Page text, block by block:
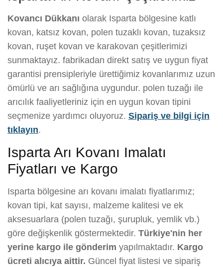
Kovancı Dükkanı olarak Isparta bölgesine katlı
kovan, katsız kovan, polen tuzaklı kovan, tuzaksız
kovan, ruşet kovan ve karakovan çeşitlerimizi
sunmaktayız. fabrikadan direkt satış ve uygun fiyat
garantisi prensipleriyle ürettiğimiz kovanlarımız uzun
ömürlü ve arı sağlığına uygundur. polen tuzağı ile
arıcılık faaliyetleriniz için en uygun kovan tipini
seçmenize yardımcı oluyoruz. Sipariş ve bilgi için
tıklayın.
Isparta Arı Kovanı Imalatı
Fiyatları ve Kargo
Isparta bölgesine arı kovanı imalatı fiyatlarımız;
kovan tipi, kat sayısı, malzeme kalitesi ve ek
aksesuarlara (polen tuzağı, şurupluk, yemlik vb.)
göre değişkenlik göstermektedir. Türkiye'nin her
yerine kargo ile gönderim yapılmaktadır. Kargo
ücreti alıcıya aittir. Güncel fiyat listesi ve sipariş